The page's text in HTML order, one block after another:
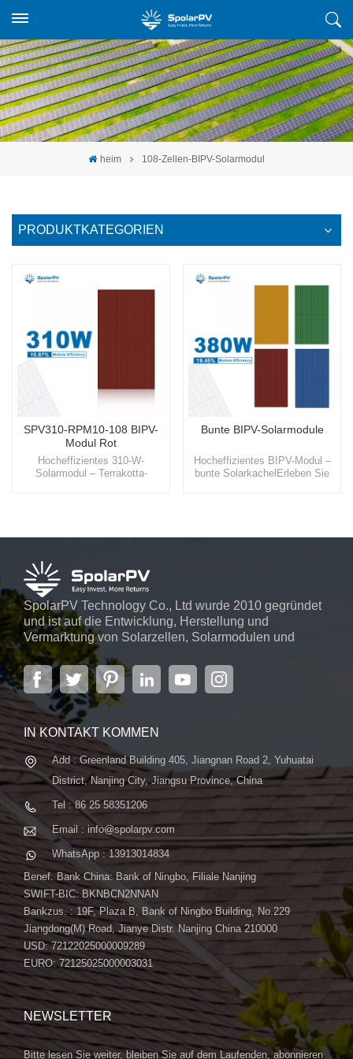
heim 108-Zellen-BIPV-Solarmodul
PRODUKTKATEGORIEN
SPV310-RPM10-108 BIPV-
Modul Rot
Hocheffizientes 310-W-
Solarmodul – Terrakotta-
Gebäudefassaden integriert und
Erscheinungsbild, sondern auch
eine erhebliche Reduzierung der
Energiekosten bietet.
Bunte BIPV-Solarmodule
Hocheffizientes BIPV-Modul –
bunte SolarkachelErleben Sie
nicht nur ein optisch
SpolarPV Technology Co., Ltd wurde 2010 gegründet
und ist auf die Entwicklung, Herstellung und
Vermarktung von Solarzellen, Solarmodulen und
Solarstromsystemen spezialisiert. Das Unternehmen
mit Sitz in der Hauptstadt der Provinz Jiangsu,
Nanjing, erstreckt sich über 6.000 m² und verfügt über
fortschrittliche automatische ...
IN KONTAKT KOMMEN
Add : Greenland Building 405, Jiangnan Road 2, Yuhuatai
District, Nanjing City, Jiangsu Province, China
Tel : 86 25 58351206
Email : info@spolarpv.com
WhatsApp : 13913014834
Benef. Bank China: Bank of Ningbo, Filiale Nanjing
SWIFT-BIC: BKNBCN2NNAN
Bankzus. : 19F, Plaza B, Bank of Ningbo Building, No.229
Jiangdong(M) Road, Jianye Distr. Nanjing China 210000
USD: 72122025000009289
EURO: 72125025000003031
NEWSLETTER
Bitte lesen Sie weiter, bleiben Sie auf dem Laufenden, abonnieren